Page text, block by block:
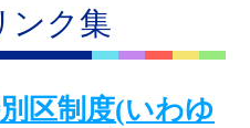
ンク集
別区制度(いわゆ